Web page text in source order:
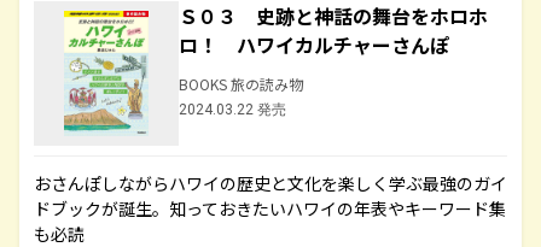
Ｓ０３ 史跡と神話の舞台をホロホ
ロ！ ハワイカルチャーさんぽ
BOOKS 旅の読み物
2024.03.22 発売
おさんぽしながらハワイの歴史と文化を楽しく学ぶ最強のガイ
ドブックが誕生。知っておきたいハワイの年表やキーワード集
も必読